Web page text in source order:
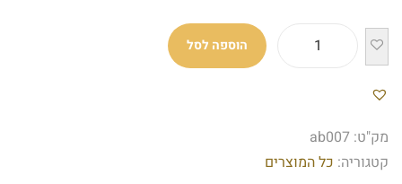
הוספה לסל
מק"ט: ab007
קטגוריה: כל המוצרים